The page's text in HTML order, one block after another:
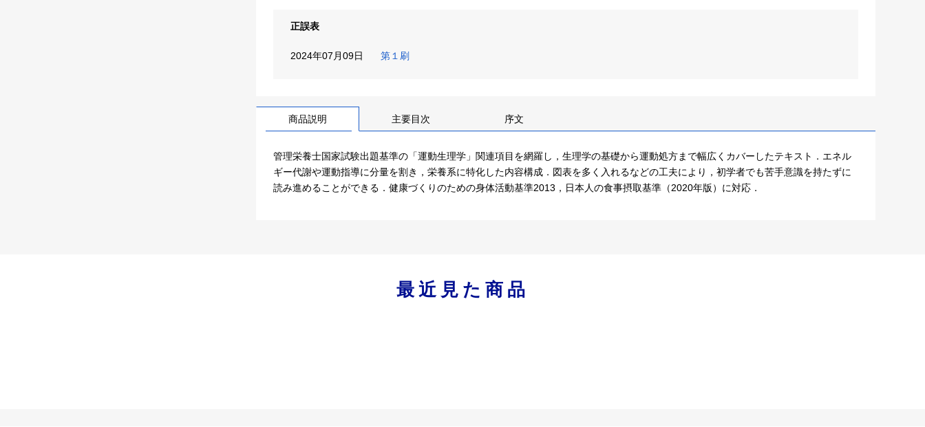
正誤表
2024年07月09日 第１刷
商品説明 主要目次 序文
管理栄養士国家試験出題基準の「運動生理学」関連項目を網羅し，生理学の基礎から運動処方まで幅広くカバーしたテキスト．エネル
ギー代謝や運動指導に分量を割き，栄養系に特化した内容構成．図表を多く入れるなどの工夫により，初学者でも苦手意識を持たずに
読み進めることができる．健康づくりのための身体活動基準2013，日本人の食事摂取基準（2020年版）に対応．
最近見た商品